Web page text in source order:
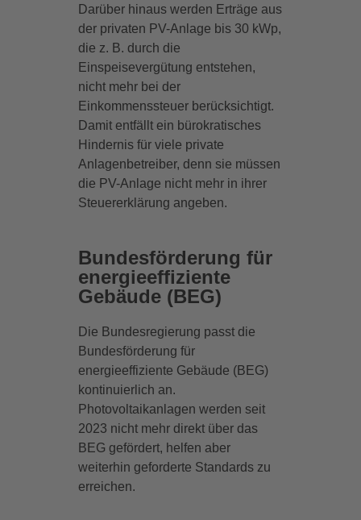
Darüber hinaus werden Erträge aus
der privaten PV-Anlage bis 30 kWp,
die z. B. durch die
Einspeisevergütung entstehen,
nicht mehr bei der
Einkommenssteuer berücksichtigt.
Damit entfällt ein bürokratisches
Hindernis für viele private
Anlagenbetreiber, denn sie müssen
die PV-Anlage nicht mehr in ihrer
Steuererklärung angeben.
Bundesförderung für
energieeffiziente
Gebäude (BEG)
Die Bundesregierung passt die
Bundesförderung für
energieeffiziente Gebäude (BEG)
kontinuierlich an.
Photovoltaikanlagen werden seit
2023 nicht mehr direkt über das
BEG gefördert, helfen aber
weiterhin geforderte Standards zu
erreichen.